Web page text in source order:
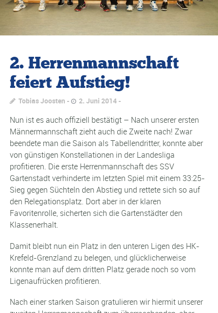
2. Herrenmannschaft
feiert Aufstieg!
Tobias Joosten 2. Juni 2014
Nun ist es auch offiziell bestätigt – Nach unserer ersten
Männermannschaft zieht auch die Zweite nach! Zwar
beendete man die Saison als Tabellendritter, konnte aber
von günstigen Konstellationen in der Landesliga
profitieren. Die erste Herrenmannschaft des SSV
Gartenstadt verhinderte im letzten Spiel mit einem 33:25-
Sieg gegen Süchteln den Abstieg und rettete sich so auf
den Relegationsplatz. Dort aber in der klaren
Favoritenrolle, sicherten sich die Gartenstädter den
Klassenerhalt.
Damit bleibt nun ein Platz in den unteren Ligen des HK-
Krefeld-Grenzland zu belegen, und glücklicherweise
konnte man auf dem dritten Platz gerade noch so vom
Ligenaufrücken profitieren.
Nach einer starken Saison gratulieren wir hiermit unserer